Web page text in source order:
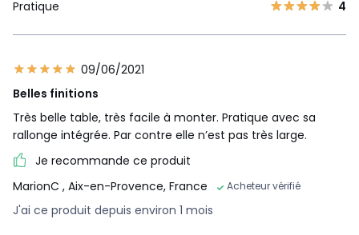
Pratique 4
09/06/2021
Belles finitions
Très belle table, très facile à monter. Pratique avec sa
rallonge intégrée. Par contre elle n’est pas très large.
Je recommande ce produit
MarionC , Aix-en-Provence, France Acheteur vérifié
J'ai ce produit depuis environ 1 mois